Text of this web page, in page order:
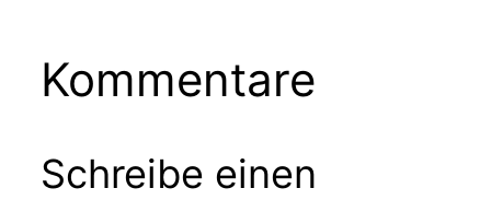
Kommentare
Schreibe einen